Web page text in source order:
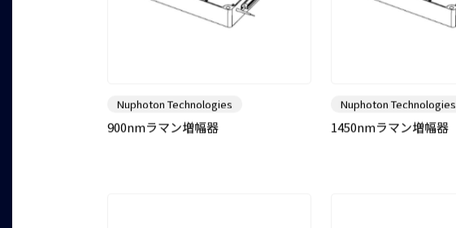
Nuphoton Technologies
900nmラマン増幅器
Nuphoton Technologies
1450nmラマン増幅器